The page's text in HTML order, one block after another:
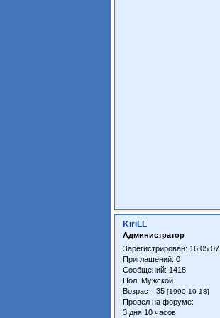
KiriLL
Администратор
Зарегистрирован: 16.05.07
Приглашений: 0
Сообщений: 1418
Пол: Мужской
Возраст: 35[1990-10-18]
Провел на форуме:
3 дня 10 часов